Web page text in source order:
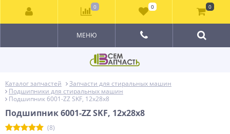
МЕНЮ
Каталог запчастей
Запчасти для стиральных машин
Подшипники для стиральных машин
Подшипник 6001-ZZ SKF, 12x28x8
Подшипник 6001-ZZ SKF, 12x28x8
(8)
0 0 0